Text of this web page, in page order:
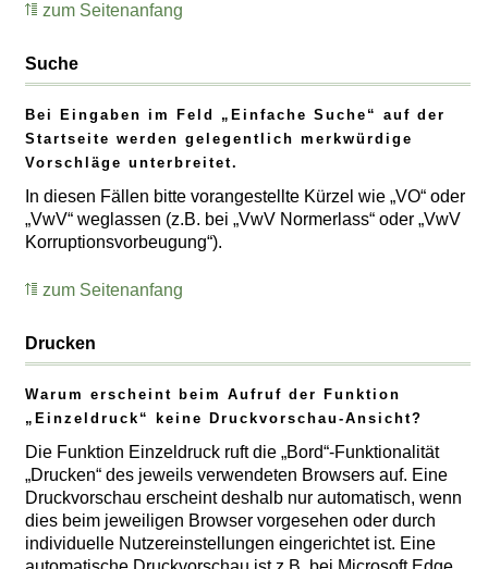
zum Seitenanfang
Suche
Bei Eingaben im Feld „Einfache Suche“ auf der
Startseite werden gelegentlich merkwürdige
Vorschläge unterbreitet.
In diesen Fällen bitte vorangestellte Kürzel wie „VO“ oder
„VwV“ weglassen (z.B. bei „VwV Normerlass“ oder „VwV
Korruptionsvorbeugung“).
zum Seitenanfang
Drucken
Warum erscheint beim Aufruf der Funktion
„Einzeldruck“ keine Druckvorschau-Ansicht?
Die Funktion Einzeldruck ruft die „Bord“-Funktionalität
„Drucken“ des jeweils verwendeten Browsers auf. Eine
Druckvorschau erscheint deshalb nur automatisch, wenn
dies beim jeweiligen Browser vorgesehen oder durch
individuelle Nutzereinstellungen eingerichtet ist. Eine